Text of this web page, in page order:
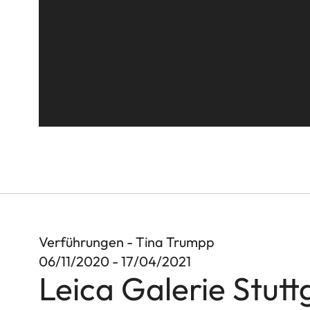
Verführungen - Tina Trumpp
06/11/2020 - 17/04/2021
Leica Galerie